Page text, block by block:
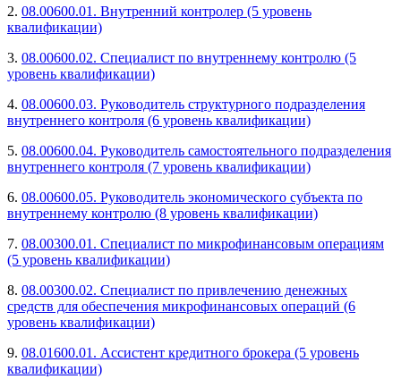
2. 08.00600.01. Внутренний контролер (5 уровень
квалификации)
3. 08.00600.02. Специалист по внутреннему контролю (5
уровень квалификации)
4. 08.00600.03. Руководитель структурного подразделения
внутреннего контроля (6 уровень квалификации)
5. 08.00600.04. Руководитель самостоятельного подразделения
внутреннего контроля (7 уровень квалификации)
6. 08.00600.05. Руководитель экономического субъекта по
внутреннему контролю (8 уровень квалификации)
7. 08.00300.01. Специалист по микрофинансовым операциям
(5 уровень квалификации)
8. 08.00300.02. Специалист по привлечению денежных
средств для обеспечения микрофинансовых операций (6
уровень квалификации)
9. 08.01600.01. Ассистент кредитного брокера (5 уровень
квалификации)